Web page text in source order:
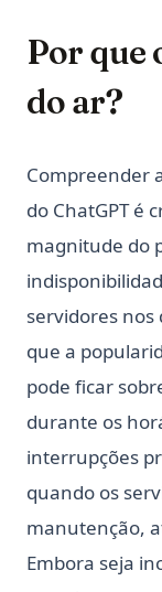
Por que
do ar?
Compreender
do ChatGPT é
magnitude do
servidores nos
que a
pode ficar
durante os
interrupções
quando os
manutenção,
Embora seja